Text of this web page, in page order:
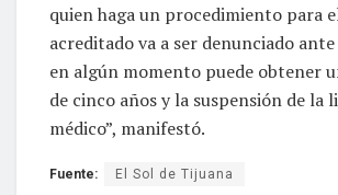
quien haga un procedimiento para
acreditado va a ser denunciado
en algún momento puede obtener
de cinco años y la suspensión de la
médico”, manifestó.
Fuente: El Sol de Tijuana